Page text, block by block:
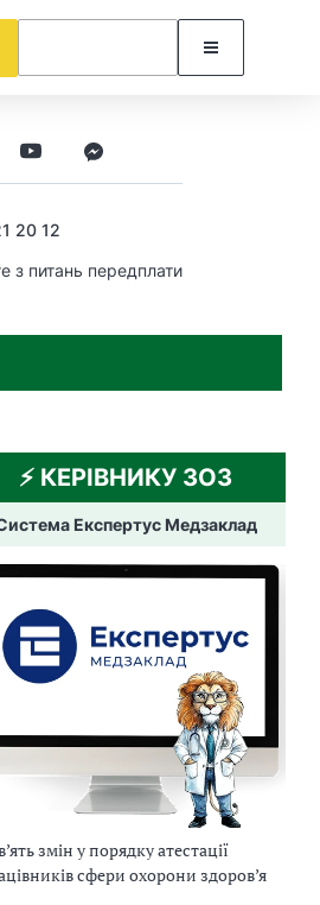
20 12
з питань передплати
⚡️ КЕРІВНИКУ ЗОЗ
Експертус Медзаклад
змін у порядку атестації
сфери охорони здоров’я